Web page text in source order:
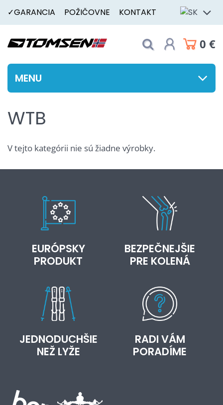
✓GARANCIA POŽIČOVNE KONTAKT
0 €
MENU
WTB
V tejto kategórii nie sú žiadne výrobky.
EURÓPSKY
PRODUKT
BEZPEČNEJŠIE
PRE KOLENÁ
JEDNODUCHŠIE
NEŽ LYŽE
RADI VÁM
PORADÍME